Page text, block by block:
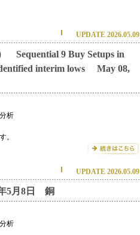
UPDATE 2026.05.09
Sequential 9 Buy Setups in
interim lows May 08,
析
。
UPDATE 2026.05.09
5月8日 銅
析